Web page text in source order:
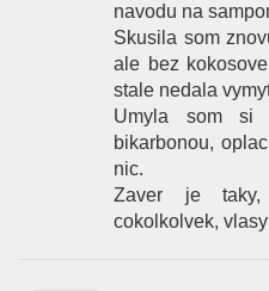
navodu na
Skusila som
ale bez
stale nedala
Umyla som si
bikarbonou,
nic.
Zaver je
cokolkolvek,